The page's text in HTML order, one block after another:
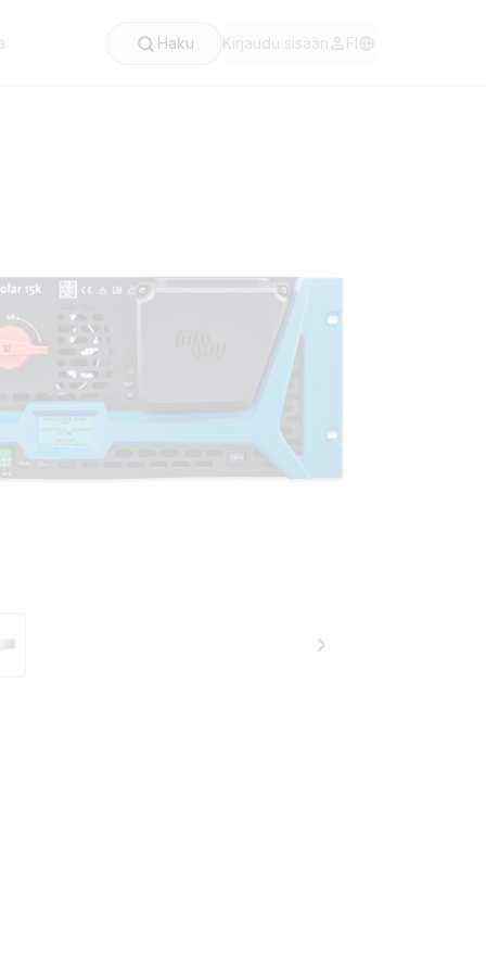
Haku Kirjaudu sisään FI